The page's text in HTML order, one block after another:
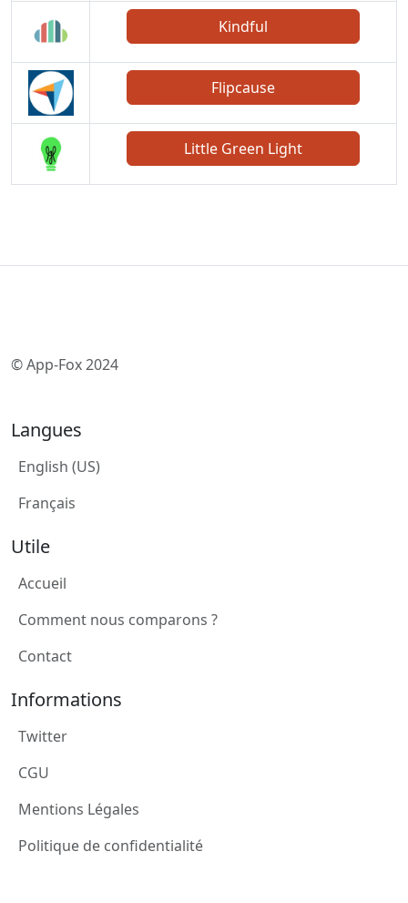
Kindful
Flipcause
Little Green Light
© App-Fox 2024
Langues
English (US)
Français
Utile
Accueil
Comment nous comparons ?
Contact
Informations
Twitter
CGU
Mentions Légales
Politique de confidentialité